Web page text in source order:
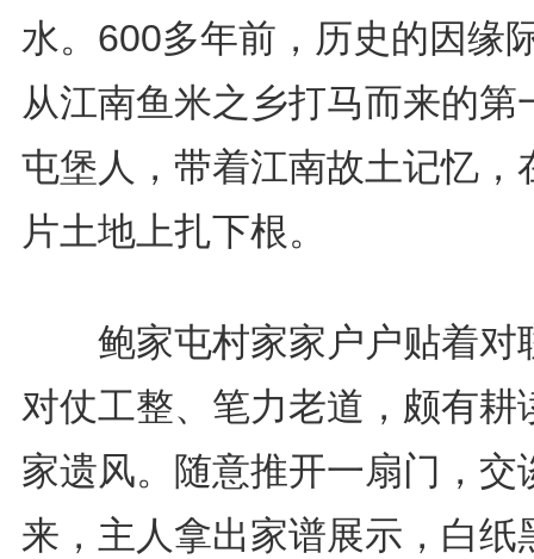
水。600多年前，历史的因缘
从江南鱼米之乡打马而来的第
屯堡人，带着江南故土记忆，
片土地上扎下根。
鲍家屯村家家户户贴着对
对仗工整、笔力老道，颇有耕
家遗风。随意推开一扇门，交
来，主人拿出家谱展示，白纸